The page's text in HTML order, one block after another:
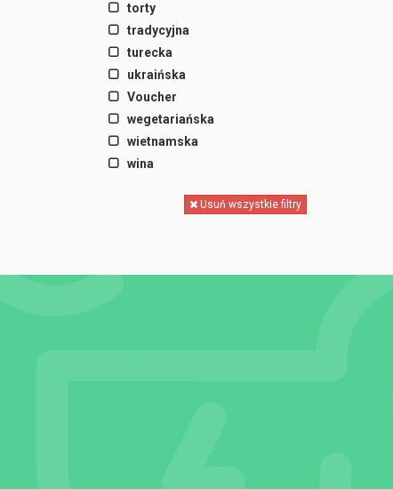
torty
tradycyjna
turecka
ukraińska
Voucher
wegetariańska
wietnamska
wina
Usuń wszystkie filtry